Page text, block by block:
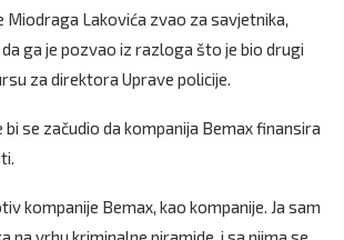
Miodraga Lakovića zvao za savjetnika,
ga je pozvao iz razloga što je bio drugi
za direktora Uprave policije.
bi se začudio da kompanija Bemax finansira
kompanije Bemax, kao kompanije. Ja sam